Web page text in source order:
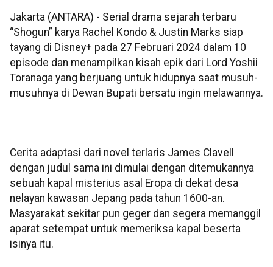
Jakarta (ANTARA) - Serial drama sejarah terbaru
“Shogun” karya Rachel Kondo & Justin Marks siap
tayang di Disney+ pada 27 Februari 2024 dalam 10
episode dan menampilkan kisah epik dari Lord Yoshii
Toranaga yang berjuang untuk hidupnya saat musuh-
musuhnya di Dewan Bupati bersatu ingin melawannya.
Cerita adaptasi dari novel terlaris James Clavell
dengan judul sama ini dimulai dengan ditemukannya
sebuah kapal misterius asal Eropa di dekat desa
nelayan kawasan Jepang pada tahun 1600-an.
Masyarakat sekitar pun geger dan segera memanggil
aparat setempat untuk memeriksa kapal beserta
isinya itu.